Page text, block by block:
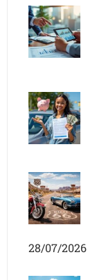
28/07/2026